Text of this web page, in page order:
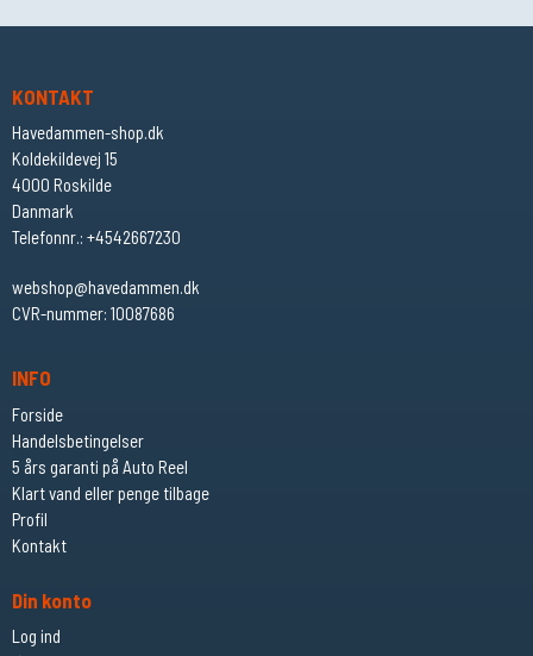
KONTAKT
Havedammen-shop.dk
Koldekildevej 15
4000 Roskilde
Danmark
Telefonnr.: +4542667230
webshop@havedammen.dk
CVR-nummer: 10087686
INFO
Forside
Handelsbetingelser
5 års garanti på Auto Reel
Klart vand eller penge tilbage
Profil
Kontakt
Din konto
Log ind